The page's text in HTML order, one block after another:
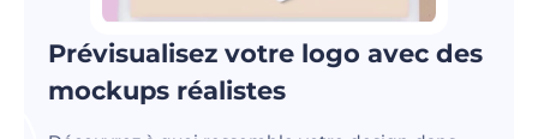
Prévisualisez votre logo avec des
mockups réalistes